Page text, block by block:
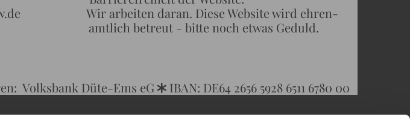
Wir arbeiten daran. Diese Website wird ehren-
amtlich betreut - bitte noch etwas Geduld.
Volksbank Düte-Ems eG *IBAN: DE64 2656 5928 6511 6780 00